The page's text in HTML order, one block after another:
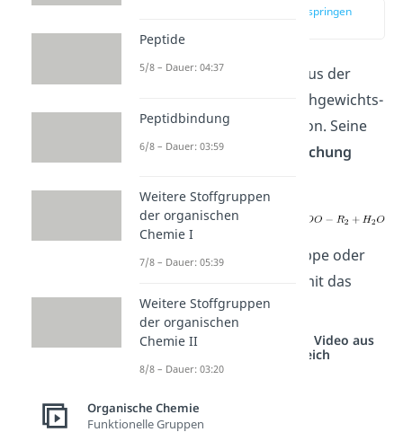
zur Stelle im Video springen
Der Reaktionsmechanismus der
Esterbildung ist eine Gleichgewichts-
und Kondensationsreaktion. Seine
allgemeine Reaktionsgleichung
Die funktionelle Estergruppe oder
auch Esterbindung ist somit das
.
Studyflix vernetzt: Hier ein Video aus
einem anderen Bereich
Peptide
5/8 – Dauer: 04:37
Peptidbindung
6/8 – Dauer: 03:59
Weitere Stoffgruppen
der organischen
Chemie I
7/8 – Dauer: 05:39
Weitere Stoffgruppen
der organischen
Chemie II
8/8 – Dauer: 03:20
Organische Chemie
Funktionelle Gruppen